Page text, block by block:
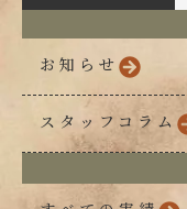
お知らせ
スタッフコラム